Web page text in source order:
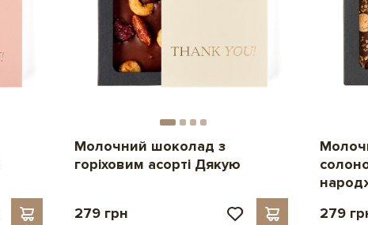
Молочний шоколад з
горіховим асорті Дякую
279 грн
279